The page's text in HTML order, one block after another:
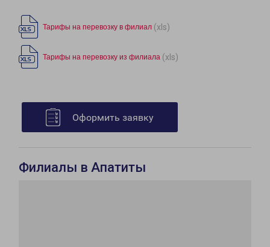
Тарифы на перевозку в филиал (xls)
Тарифы на перевозку из филиала (xls)
Оформить заявку
Филиалы в Апатиты